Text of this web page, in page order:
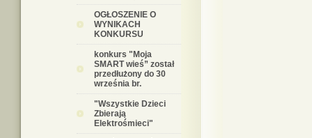
OGŁOSZENIE O
WYNIKACH
KONKURSU
konkurs "Moja
SMART wieś” został
przedłużony do 30
września br.
"Wszystkie Dzieci
Zbierają
Elektrośmieci"